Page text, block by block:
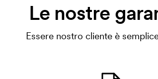
Le nostre
Essere nostro cliente è